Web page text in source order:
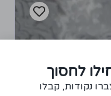
לחסוך
נקודות, קבלו